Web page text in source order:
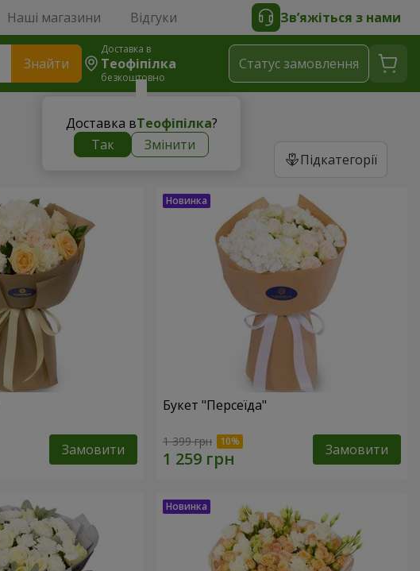
Наші магазини Відгуки Зв’яжіться з нами
Знайти
Доставка в
Теофіпілка
безкоштовно
Доставка вТеофіпілка?
Так
Змінити
Статус замовлення
Підкатегорії
Замовити
Букет "Персеїда"
1 399 грн Замовити